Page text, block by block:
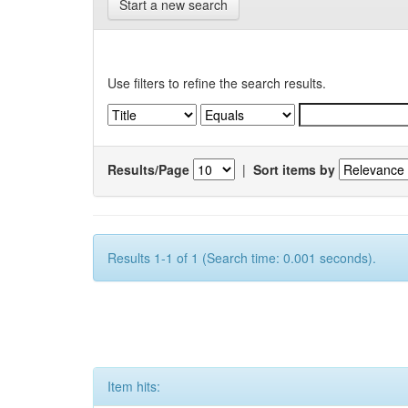
Start a new search
Use filters to refine the search results.
Results/Page | Sort items by
Results 1-1 of 1 (Search time: 0.001 seconds).
Item hits: